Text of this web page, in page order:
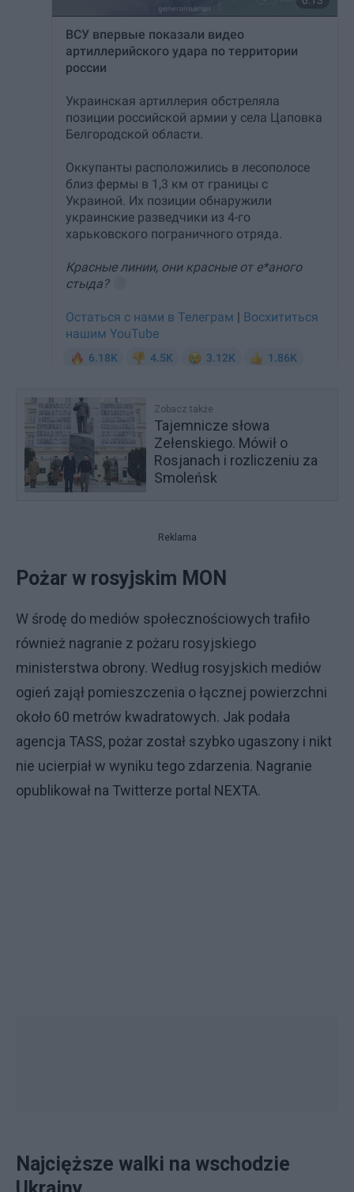
Zobacz także
Tajemnicze słowa
Zełenskiego. Mówił o
Rosjanach i rozliczeniu za
Smoleńsk
Reklama
Pożar w rosyjskim MON
W środę do mediów społecznościowych trafiło
również nagranie z pożaru rosyjskiego
ministerstwa obrony. Według rosyjskich mediów
ogień zajął pomieszczenia o łącznej powierzchni
około 60 metrów kwadratowych. Jak podała
agencja TASS, pożar został szybko ugaszony i nikt
nie ucierpiał w wyniku tego zdarzenia. Nagranie
opublikował na Twitterze portal NEXTA.
Najcięższe walki na wschodzie